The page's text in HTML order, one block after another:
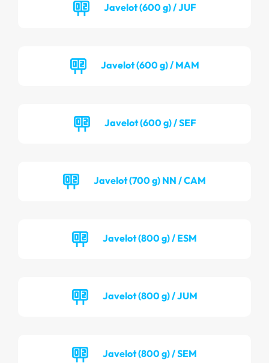
Javelot (600 g) / JUF
Javelot (600 g) / MAM
Javelot (600 g) / SEF
Javelot (700 g) NN / CAM
Javelot (800 g) / ESM
Javelot (800 g) / JUM
Javelot (800 g) / SEM